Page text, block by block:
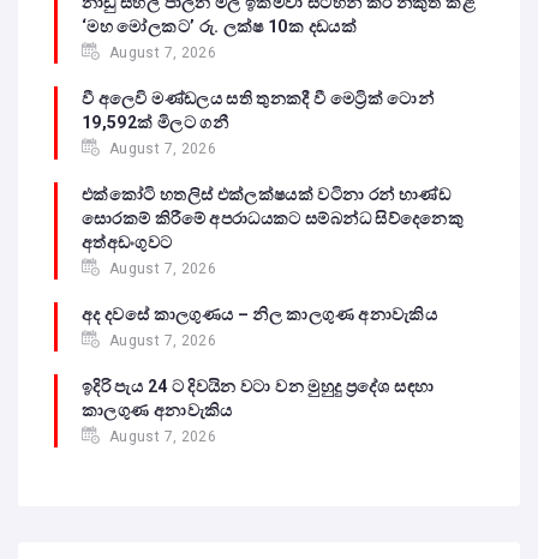
‘මහ මෝලකට’ රු. ලක්ෂ 10ක දඩයක්
August 7, 2026
වී අලෙවි මණ්ඩලය සති තුනකදී වී මෙට්‍රික් ටොන්
19,592ක් මිලට ගනී
August 7, 2026
එක්කෝටි හතලිස් එක්ලක්ෂයක් වටිනා රන් භාණ්ඩ
සොරකම් කිරීමේ අපරාධයකට සම්බන්ධ සිව්දෙනෙකු
අත්අඩංගුවට
August 7, 2026
අද දවසේ කාලගුණය – නිල කාලගුණ අනාවැකිය
August 7, 2026
ඉදිරි පැය 24 ට දිවයින වටා වන මුහුදු ප්‍රදේශ සඳහා
කාලගුණ අනාවැකිය
August 7, 2026